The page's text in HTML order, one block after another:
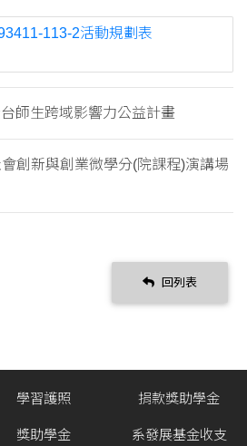
113-2活動規劃表
師生跨域影響力公益計畫
會創新與創業微學分(院課程)演講場
回列表
學習護照
獎助學金
捐款獎助學金
系發展基金收支